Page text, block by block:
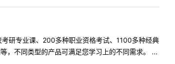
研专业课、200多种职业资格考试、1100多种经典
，不同类型的产品可满足您学习上的不同需求。 ...